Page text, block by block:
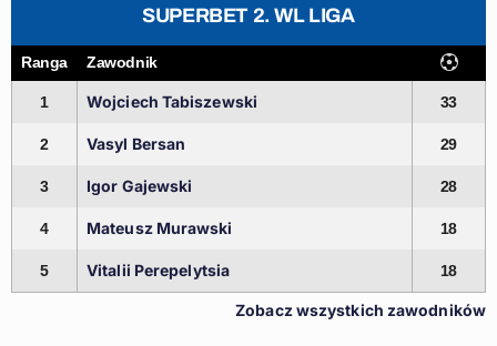
SUPERBET 2. WL LIGA
Ranga Zawodnik
1 Wojciech Tabiszewski 33
2 Vasyl Bersan 29
3 Igor Gajewski 28
4 Mateusz Murawski 18
5 Vitalii Perepelytsia 18
Zobacz wszystkich zawodników